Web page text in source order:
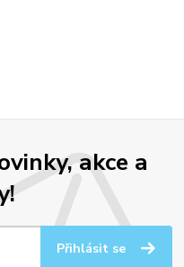
akce a
Přihlásit se